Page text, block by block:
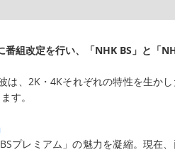
番組改定を行い、「NHK BS」と「
は、2K・4Kそれぞれの特性を生か
す。
BSプレミアム」の魅力を凝縮。現